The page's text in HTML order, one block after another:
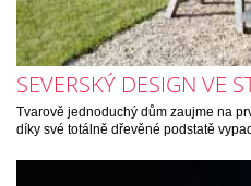
SEVERSKÝ DESIGN VE
Tvarově jednoduchý dům zaujme na
díky své totálně dřevěné podstatě